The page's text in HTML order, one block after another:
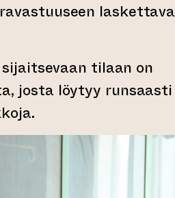
laskettava
tilaan on
josta löytyy runsaasti